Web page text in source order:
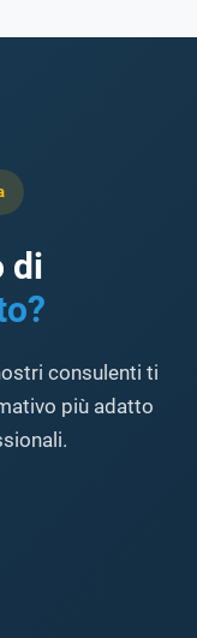
di
consulenti ti
più adatto